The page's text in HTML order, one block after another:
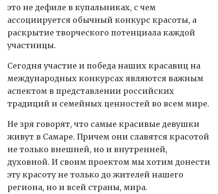
это не дефиле в купальниках, с чем
ассоциируется обычный конкурс красоты, а
раскрытие творческого потенциала каждой
участницы.
Сегодня участие и победа наших красавиц на
международных конкурсах являются важным
аспектом в представлении российских
традиций и семейных ценностей во всем мире.
Не зря говорят, что самые красивые девушки
живут в Самаре. Причем они славятся красотой
не только внешней, но и внутренней,
духовной. И своим проектом мы хотим донести
эту красоту не только до жителей нашего
региона, но и всей страны, мира.